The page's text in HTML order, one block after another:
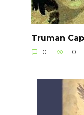
Truman
0 110